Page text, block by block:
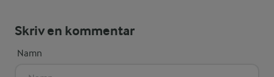
Skriv en kommentar
Namn